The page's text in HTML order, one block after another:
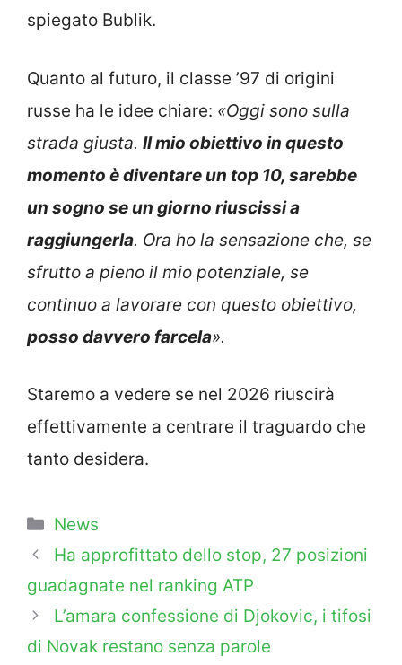
spiegato Bublik.
Quanto al futuro, il classe ’97 di origini
russe ha le idee chiare: «Oggi sono sulla
strada giusta. Il mio obiettivo in questo
momento è diventare un top 10, sarebbe
un sogno se un giorno riuscissi a
raggiungerla. Ora ho la sensazione che, se
sfrutto a pieno il mio potenziale, se
continuo a lavorare con questo obiettivo,
posso davvero farcela».
Staremo a vedere se nel 2026 riuscirà
effettivamente a centrare il traguardo che
tanto desidera.
Categorie
News
Ha approfittato dello stop, 27 posizioni
guadagnate nel ranking ATP
L’amara confessione di Djokovic, i tifosi
di Novak restano senza parole